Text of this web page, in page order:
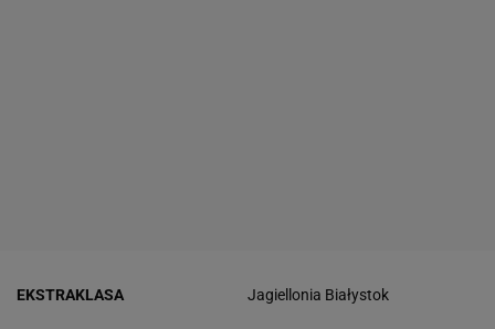
EKSTRAKLASA Jagiellonia Białystok